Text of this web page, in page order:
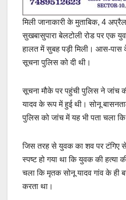
मिली जानाकारी के मुताबिक, 4
सुखबासुपारा बेलटोली रोड पर
हालत में सुबह पड़ी मिली। आस-पास
सूचना पुलिस को दी थी।
सूचना मौके पर पहुंची पुलिस ने जांच
यादव के रूप में हुई थी। सोनू
पुलिस को जांच में यह भी पता चला
जिस तरह से युवक का शव पर टंगिए
स्पष्ट हो गया था कि युवक की हत्या
चला कि मृतक सोनू यादव गांव के ही
करता था।